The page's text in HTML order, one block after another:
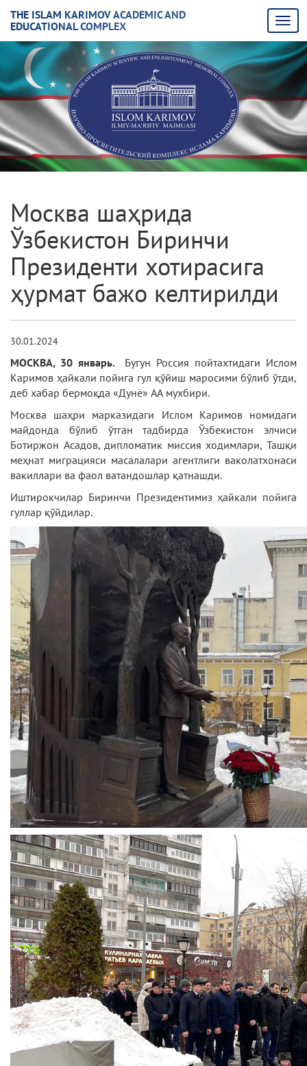
THE ISLAM KARIMOV ACADEMIC AND
EDUCATIONAL COMPLEX
Москва шаҳрида
Ўзбекистон Биринчи
Президенти хотирасига
ҳурмат бажо келтирилди
30.01.2024
МОСКВА, 30 январь.
Бугун Россия пойтахтидаги Ислом
Каримов ҳайкали пойига гул қўйиш маросими бўлиб ўтди,
деб хабар бермоқда «Дунё» АА мухбири.
Москва шаҳри марказидаги Ислом Каримов номидаги
майдонда бўлиб ўтган тадбирда Ўзбекистон элчиси
Ботиржон Асадов, дипломатик миссия ходимлари, Ташқи
меҳнат миграцияси масалалари агентлиги ваколатхонаси
вакиллари ва фаол ватандошлар қатнашди.
Иштирокчилар Биринчи Президентимиз ҳайкали пойига
гуллар қўйдилар.